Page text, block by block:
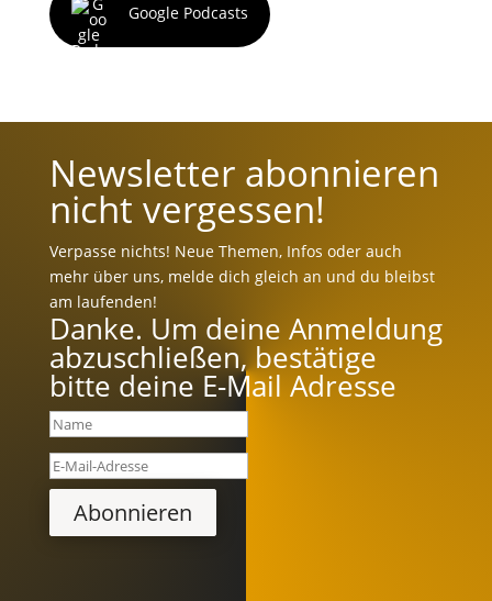
Google Podcasts
Newsletter abonnieren
nicht vergessen!
Verpasse nichts! Neue Themen, Infos oder auch
mehr über uns, melde dich gleich an und du bleibst
am laufenden!
Danke. Um deine Anmeldung
abzuschließen, bestätige
bitte deine E-Mail Adresse
Abonnieren